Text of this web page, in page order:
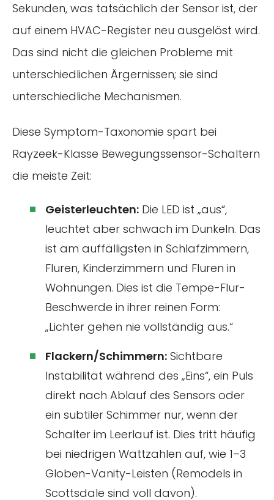
Sekunden, was tatsächlich der Sensor ist, der
auf einem HVAC-Register neu ausgelöst wird.
Das sind nicht die gleichen Probleme mit
unterschiedlichen Ärgernissen; sie sind
unterschiedliche Mechanismen.
Diese Symptom-Taxonomie spart bei
Rayzeek-Klasse Bewegungssensor-Schaltern
die meiste Zeit:
Geisterleuchten: Die LED ist „aus“,
leuchtet aber schwach im Dunkeln. Das
ist am auffälligsten in Schlafzimmern,
Fluren, Kinderzimmern und Fluren in
Wohnungen. Dies ist die Tempe-Flur-
Beschwerde in ihrer reinen Form:
„Lichter gehen nie vollständig aus.“
Flackern/Schimmern: Sichtbare
Instabilität während des „Eins“, ein Puls
direkt nach Ablauf des Sensors oder
ein subtiler Schimmer nur, wenn der
Schalter im Leerlauf ist. Dies tritt häufig
bei niedrigen Wattzahlen auf, wie 1–3
Globen-Vanity-Leisten (Remodels in
Scottsdale sind voll davon).